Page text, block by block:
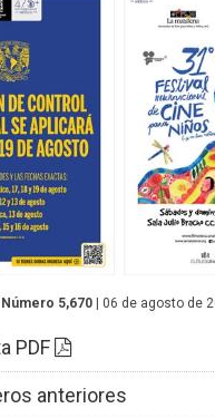
Número 5,670 | 06 de agosto de
PDF
anteriores